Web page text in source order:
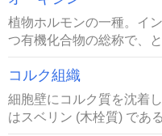
植物ホルモンの一種。イ
つ有機化合物の総称で、
コルク組織
細胞壁にコルク質を沈着
はスベリン (木栓質) であ